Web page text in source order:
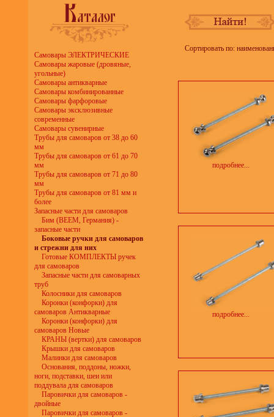
Самовары ЭЛЕКТРИЧЕСКИЕ
Самовары жаровые (дровяные,
угольные)
Самовары антикварные
Самовары комбинированные
Самовары фарфоровые
Самовары эксклюзивные
современные
Самовары сувенирные
Трубы для самоваров от 38 до 60
мм
Трубы для самоваров от 61 до 70
мм
Трубы для самоваров от 71 до 80
мм
Трубы для самоваров от 81 мм и
более
Запасные части для самоваров
Бим (BEEM, Германия) -
запасные части
Боковые ручки для самоваров
и стрежни для них
Готовые КОМПЛЕКТЫ ручек
для самоваров
Запасные части для самоварных
труб
Колосники для самоваров
Коронки (конфорки) для
самоваров Антикварные
Коронки (конфорки) для
самоваров Новые
КРАНЫ (вертки) для самоваров
Крышки для самоваров
Малинки для самоваров
Основания, поддоны, ножки,
ноги, подставки, шеи или
поддувала для самоваров
Паровички для самоваров -
двойные
Паровички для самоваров -
Сортировать по:
подробнее...
подробнее...